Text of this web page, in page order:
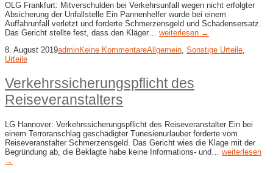
OLG Frankfurt: Mitverschulden bei Verkehrsunfall wegen nicht erfolgter
Absicherung der Unfallstelle Ein Pannenhelfer wurde bei einem
Auffahrunfall verletzt und forderte Schmerzensgeld und Schadensersatz.
Das Gericht stellte fest, dass den Kläger… weiterlesen →
8. August 2019adminKeine KommentareAllgemein, Sonstige Urteile,
Urteile
Verkehrssicherungspflicht des
Reiseveranstalters
LG Hannover: Verkehrssicherungspflicht des Reiseveranstalter Ein bei
einem Terroranschlag geschädigter Tunesienurlauber forderte vom
Reiseveranstalter Schmerzensgeld. Das Gericht wies die Klage mit der
Begründung ab, die Beklagte habe keine Informations- und… weiterlesen
→